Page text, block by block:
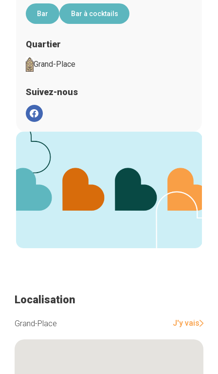
Bar Bar à cocktails
Quartier
Grand-Place
Suivez-nous
Localisation
Grand-Place J'y vais